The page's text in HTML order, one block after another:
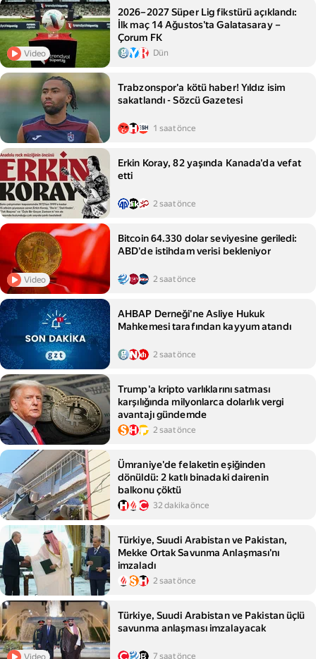
Video
2026–2027 Süper Lig fikstürü açıklandı:
İlk maç 14 Ağustos'ta Galatasaray –
Çorum FK
Dün
Trabzonspor'a kötü haber! Yıldız isim
sakatlandı - Sözcü Gazetesi
1 saat önce
Erkin Koray, 82 yaşında Kanada'da vefat
etti
2 saat önce
Video
Bitcoin 64.330 dolar seviyesine geriledi:
ABD'de istihdam verisi bekleniyor
2 saat önce
AHBAP Derneği'ne Asliye Hukuk
Mahkemesi tarafından kayyum atandı
2 saat önce
Trump'a kripto varlıklarını satması
karşılığında milyonlarca dolarlık vergi
avantajı gündemde
2 saat önce
Ümraniye'de felaketin eşiğinden
dönüldü: 2 katlı binadaki dairenin
balkonu çöktü
32 dakika önce
Türkiye, Suudi Arabistan ve Pakistan,
Mekke Ortak Savunma Anlaşması'nı
imzaladı
2 saat önce
Video
Türkiye, Suudi Arabistan ve Pakistan üçlü
savunma anlaşması imzalayacak
7 saat önce